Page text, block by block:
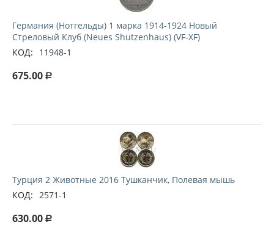
Германия (Нотгельды) 1 марка 1914-1924 Новый
Стреловый Клуб (Neues Shutzenhaus) (VF-XF)
КОД:
11948-1
675.00 Р
Турция 2 Животные 2016 Тушканчик, Полевая мышь
КОД: 2571-1
630.00 Р